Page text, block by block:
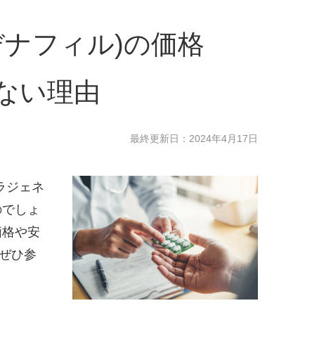
フィル)の価格
い理由
最終更新日： 2024年4月17日
ジェネ
しょ
や安
ひ参